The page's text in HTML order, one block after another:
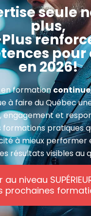
seule
plus,
pour
en 2026!
en formationcontinue
à faire du Québec
engagement et
formations pratiques
à mieux performer
résultats visibles au
au niveau
prochaines